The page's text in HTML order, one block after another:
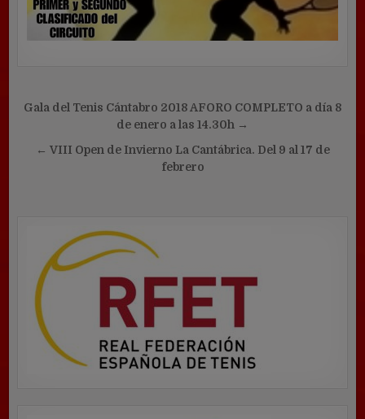
Navegación
entradas
Gala del Tenis Cántabro 2018 AFORO COMPLETO a día 8
de enero a las 14.30h →
← VIII Open de Invierno La Cantábrica. Del 9 al 17 de
febrero